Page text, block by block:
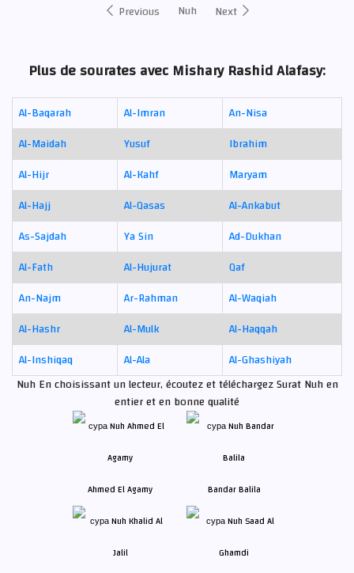
Previous Nuh Next
Plus de sourates avec Mishary Rashid Alafasy:
Al-Baqarah Al-Imran
An-Nisa
Al-Maidah
Yusuf
Ibrahim
Al-Hijr
Al-Kahf
Maryam
Al-Hajj
Al-Qasas
Al-Ankabut
As-Sajdah
Ya Sin
Ad-Dukhan
Al-Fath
Al-Hujurat
Qaf
An-Najm
Ar-Rahman
Al-Waqiah
Al-Hashr
Al-Mulk
Al-Haqqah
Al-Inshiqaq
Al-Ala
Al-Ghashiyah
Nuh En choisissant un lecteur, écoutez et téléchargez Surat Nuh en
entier et en bonne qualité
Ahmed El Agamy Bandar Balila